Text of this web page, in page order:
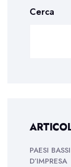
Cerca
PAESI
D’IMPRESA